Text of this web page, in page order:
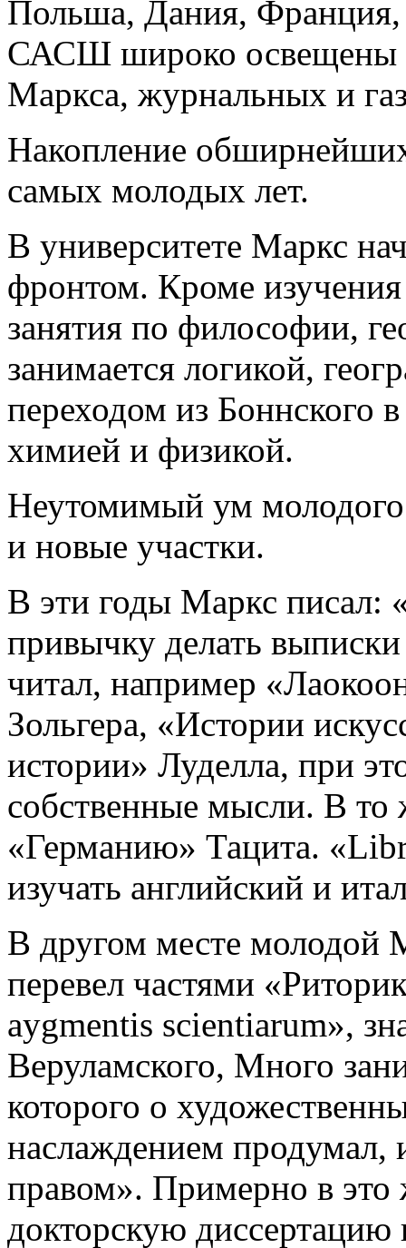
Польша, Дания,
САСШ широко освещены
Маркса, журнальных и
Накопление
самых молодых лет.
В университете Маркс
фронтом. Кроме
занятия по философии,
занимается логикой,
переходом из Боннского
химией и физикой.
Неутомимый ум молодого
и новые участки.
В эти годы Маркс писал:
привычку делать выписки
читал, например
Зольгера, «Истории
истории» Луделла, при
собственные мысли. В то
«Германию» Тацита.
изучать английский и
В другом месте молодой
перевел частями
aygmentis scientiarum»,
Веруламского, Много
которого о
наслаждением продумал,
правом». Примерно в это
докторскую